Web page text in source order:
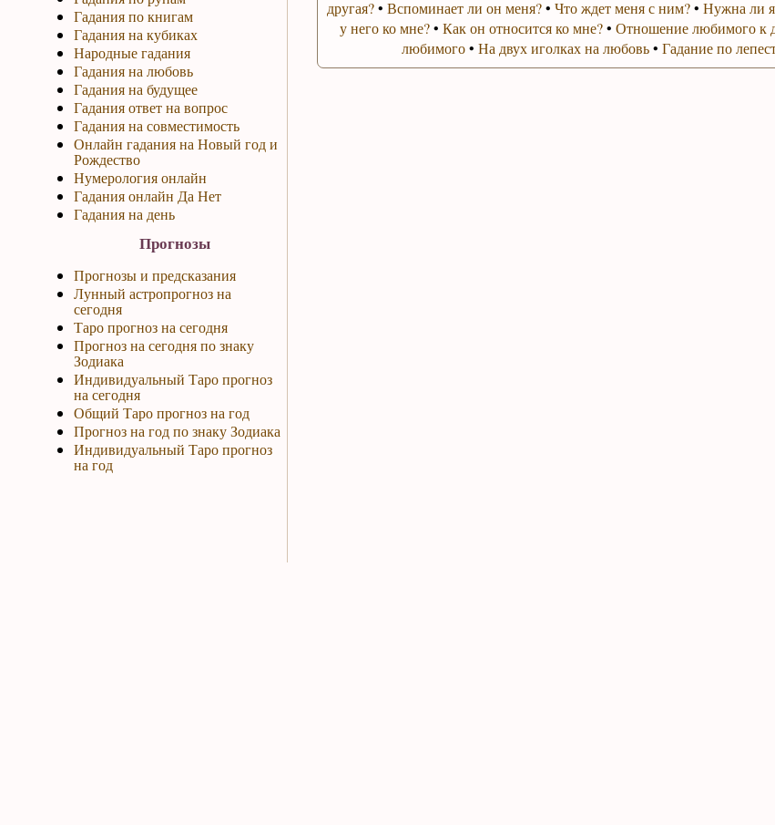
Гадания по книгам
Гадания на кубиках
Народные гадания
Гадания на любовь
Гадания на будущее
Гадания ответ на вопрос
Гадания на совместимость
Онлайн гадания на Новый год и
Рождество
Нумерология онлайн
Гадания онлайн Да Нет
Гадания на день
Прогнозы
Прогнозы и предсказания
Лунный астропрогноз на
сегодня
Таро прогноз на сегодня
Прогноз на сегодня по знаку
Зодиака
Индивидуальный Таро прогноз
на сегодня
Общий Таро прогноз на год
Прогноз на год по знаку Зодиака
Индивидуальный Таро прогноз
на год
другая?• Вспоминает ли он меня?• Что ждет меня с ним?• Нужна ли
у него ко мне?• Как он относится ко мне?• Отношение любимого к
любимого• На двух иголках на любовь• Гадание по